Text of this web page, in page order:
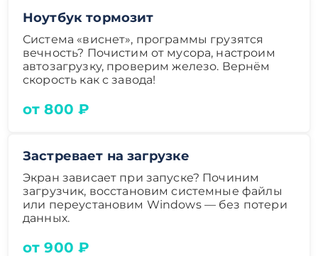
Ноутбук тормозит
Система «виснет», программы грузятся
вечность? Почистим от мусора, настроим
автозагрузку, проверим железо. Вернём
скорость как с завода!
от 800 ₽
Застревает на загрузке
Экран зависает при запуске? Починим
загрузчик, восстановим системные файлы
или переустановим Windows — без потери
данных.
от 900 ₽